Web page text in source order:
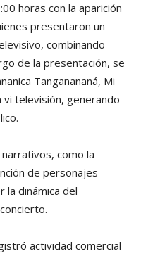
horas con la aparición
presentaron un
combinando
de la presentación, se
Tanganananá, Mi
televisión, generando
como la
de personajes
la dinámica del
actividad comercial